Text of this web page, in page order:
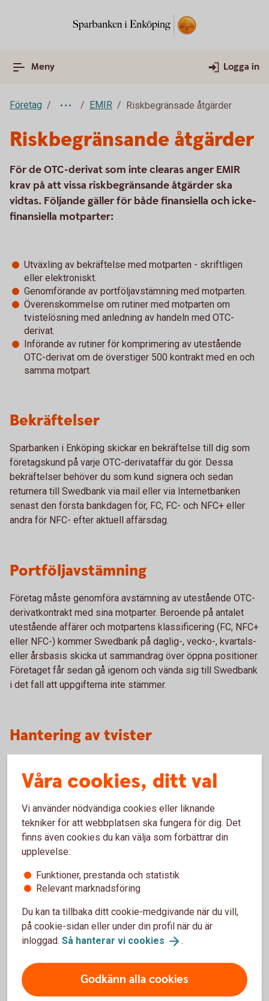
Meny Logga in
Företag EMIR Riskbegränsade åtgärder
Riskbegränsande åtgärder
För de OTC-derivat som inte clearas anger EMIR
krav på att vissa riskbegränsande åtgärder ska
vidtas. Följande gäller för både finansiella och icke-
finansiella motparter:
Utväxling av bekräftelse med motparten - skriftligen
eller elektroniskt.
Genomförande av portföljavstämning med motparten.
Överenskommelse om rutiner med motparten om
tvistelösning med anledning av handeln med OTC-
derivat.
Införande av rutiner för komprimering av utestående
OTC-derivat om de överstiger 500 kontrakt med en och
samma motpart.
Bekräftelser
Sparbanken i Enköping skickar en bekräftelse till dig som
företagskund på varje OTC-derivataffär du gör. Dessa
bekräftelser behöver du som kund signera och sedan
returnera till Swedbank via mail eller via Internetbanken
senast den första bankdagen för, FC, FC- och NFC+ eller
andra för NFC- efter aktuell affärsdag.
Portföljavstämning
Företag måste genomföra avstämning av utestående OTC-
derivatkontrakt med sina motparter. Beroende på antalet
utestående affärer och motpartens klassificering (FC, NFC+
eller NFC-) kommer Swedbank på daglig-, vecko-, kvartals-
eller årsbasis skicka ut sammandrag över öppna positioner.
Företaget får sedan gå igenom och vända sig till Swedbank
i det fall att uppgifterna inte stämmer.
Hantering av tvister
med sina motparter om rutiner för tvistelösning. I ert
derivatavtal med Swedbank framgår hur en tvist initieras
samt vägar för att lösa denna.
Portföljkomprimering
Företag med fler än 500 kontrakt mot en och samma
utstående OTC-derivat.
För mer information om ovanstående se
Våra cookies, ditt val
Vi använder nödvändiga cookies eller liknande
tekniker för att webbplatsen ska fungera för dig. Det
finns även cookies du kan välja som förbättrar din
upplevelse:
Funktioner, prestanda och statistik
Relevant marknadsföring
Du kan ta tillbaka ditt cookie-medgivande när du vill,
på cookie-sidan eller under din profil när du är
inloggad. Så hanterar vi cookies .
Godkänn alla cookies